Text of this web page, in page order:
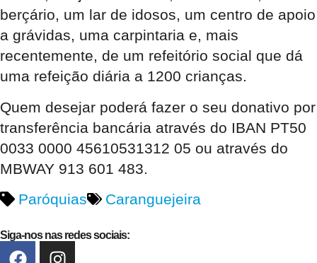
berçário, um lar de idosos, um centro de apoio
a grávidas, uma carpintaria e, mais
recentemente, de um refeitório social que dá
uma refeição diária a 1200 crianças.
Quem desejar poderá fazer o seu donativo por
transferência bancária através do IBAN PT50
0033 0000 45610531312 05 ou através do
MBWAY 913 601 483.
Paróquias
Caranguejeira
Siga-nos nas redes sociais: